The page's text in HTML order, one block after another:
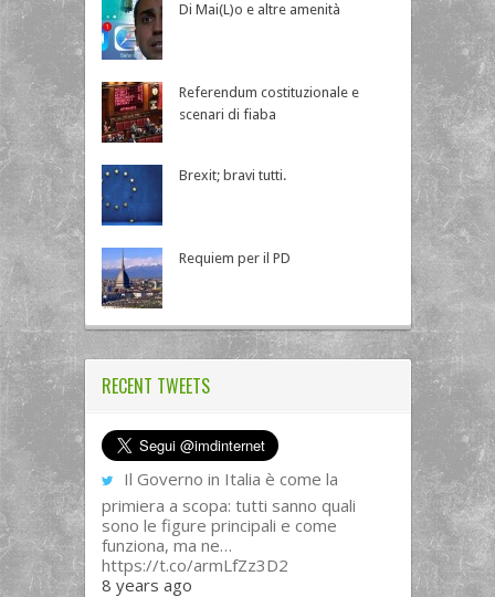
Di Mai(L)o e altre amenità
Referendum costituzionale e
scenari di fiaba
Brexit; bravi tutti.
Requiem per il PD
RECENT TWEETS
Il Governo in Italia è come la
primiera a scopa: tutti sanno quali
sono le figure principali e come
funziona, ma ne…
https://t.co/armLfZz3D2
8 years ago